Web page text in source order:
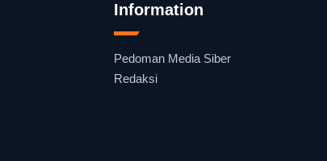
Information
Pedoman Media Siber
Redaksi